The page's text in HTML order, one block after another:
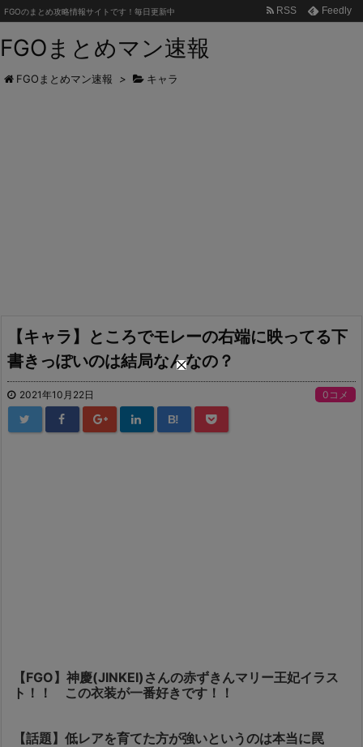
FGOまとめマン速報
FGOのまとめ攻略情報サイトです！毎日更新中 RSS Feedly
FGOまとめマン速報 > キャラ
【キャラ】ところでモレーの右端に映ってる下
書きっぽいのは結局なんなの？
2021年10月22日 0コメ
B!
【FGO】神慶(JINKEI)さんの赤ずきんマリー王妃イラス
ト！！ この衣装が一番好きです！！
【話題】低レアを育てた方が強いというのは本当に罠